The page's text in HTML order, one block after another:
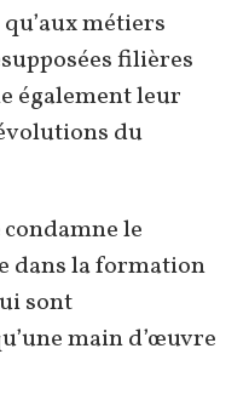
métiers
filières
également leur
du
condamne le
dans la formation
sont
main d’œuvre